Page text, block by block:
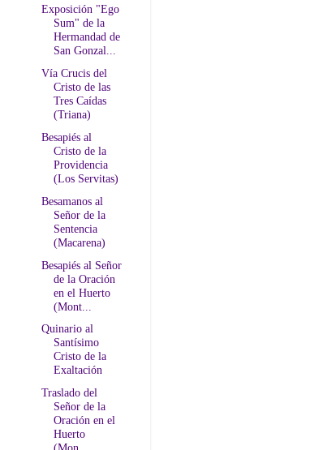
Exposición "Ego
Sum" de la
Hermandad de
San Gonzal...
Vía Crucis del
Cristo de las
Tres Caídas
(Triana)
Besapiés al
Cristo de la
Providencia
(Los Servitas)
Besamanos al
Señor de la
Sentencia
(Macarena)
Besapiés al Señor
de la Oración
en el Huerto
(Mont...
Quinario al
Santísimo
Cristo de la
Exaltación
Traslado del
Señor de la
Oración en el
Huerto